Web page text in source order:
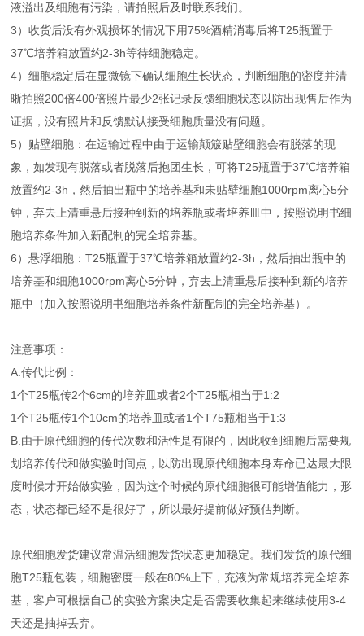
液溢出及细胞有污染，请拍照后及时联系我们。
3）收货后没有外观损坏的情况下用75%酒精消毒后将T25瓶置于
37℃培养箱放置约2-3h等待细胞稳定。
4）细胞稳定后在显微镜下确认细胞生长状态，判断细胞的密度并清
晰拍照200倍400倍照片最少2张记录反馈细胞状态以防出现售后作为
证据，没有照片和反馈默认接受细胞质量没有问题。
5）贴壁细胞：在运输过程中由于运输颠簸贴壁细胞会有脱落的现
象，如发现有脱落或者脱落后抱团生长，可将T25瓶置于37℃培养箱
放置约2-3h，然后抽出瓶中的培养基和未贴壁细胞1000rpm离心5分
钟，弃去上清重悬后接种到新的培养瓶或者培养皿中，按照说明书细
胞培养条件加入新配制的完全培养基。
6）悬浮细胞：T25瓶置于37℃培养箱放置约2-3h，然后抽出瓶中的
培养基和细胞1000rpm离心5分钟，弃去上清重悬后接种到新的培养
瓶中（加入按照说明书细胞培养条件新配制的完全培养基）。
注意事项：
A.传代比例：
1个T25瓶传2个6cm的培养皿或者2个T25瓶相当于1:2
1个T25瓶传1个10cm的培养皿或者1个T75瓶相当于1:3
B.由于原代细胞的传代次数和活性是有限的，因此收到细胞后需要规
划培养传代和做实验时间点，以防出现原代细胞本身寿命已达最大限
度时候才开始做实验，因为这个时候的原代细胞很可能增值能力，形
态，状态都已经不是很好了，所以最好提前做好预估判断。
原代细胞发货建议常温活细胞发货状态更加稳定。我们发货的原代细
胞T25瓶包装，细胞密度一般在80%上下，充液为常规培养完全培养
基，客户可根据自己的实验方案决定是否需要收集起来继续使用3-4
天还是抽掉丢弃。